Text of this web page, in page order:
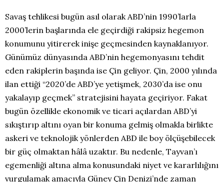
Savaş tehlikesi bugün asıl olarak ABD’nin 1990’larla
2000’lerin başlarında ele geçirdiği rakipsiz hegemon
konumunu yitirerek inişe geçmesinden kaynaklanıyor.
Günümüz dünyasında ABD’nin hegemonyasını tehdit
eden rakiplerin başında ise Çin geliyor. Çin, 2000 yılında
ilan ettiği “2020’de ABD’ye yetişmek, 2030’da ise onu
yakalayıp geçmek” stratejisini hayata geçiriyor. Fakat
bugün özellikle ekonomik ve ticari açılardan ABD’yi
sıkıştırıp altını oyan bir konuma gelmiş olmakla birlikte
askeri ve teknolojik yönlerden ABD ile boy ölçüşebilecek
bir güç olmaktan hâlâ uzaktır. Bu nedenle, Tayvan’ı
egemenliği altına alma konusundaki niyet ve kararlılığını
vurgulamak amacıyla Güney Çin Denizi’nde zaman